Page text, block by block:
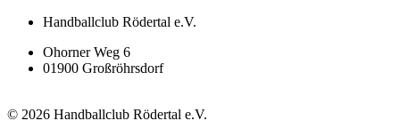
Handballclub Rödertal e.V.
Ohorner Weg 6
01900 Großröhrsdorf
© 2026 Handballclub Rödertal e.V.